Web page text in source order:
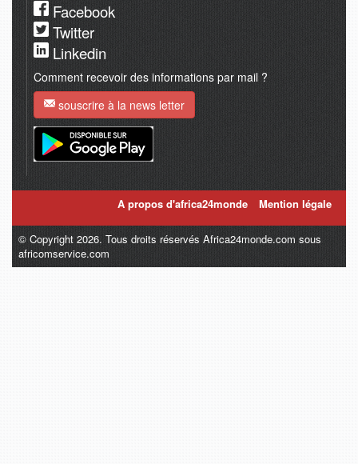
Facebook
Twitter
Linkedin
Comment recevoir des informations par mail ?
souscrire à la news letter
A propos d'africa24monde Mention légale
© Copyright 2026. Tous droits réservés Africa24monde.com sous
africomservice.com